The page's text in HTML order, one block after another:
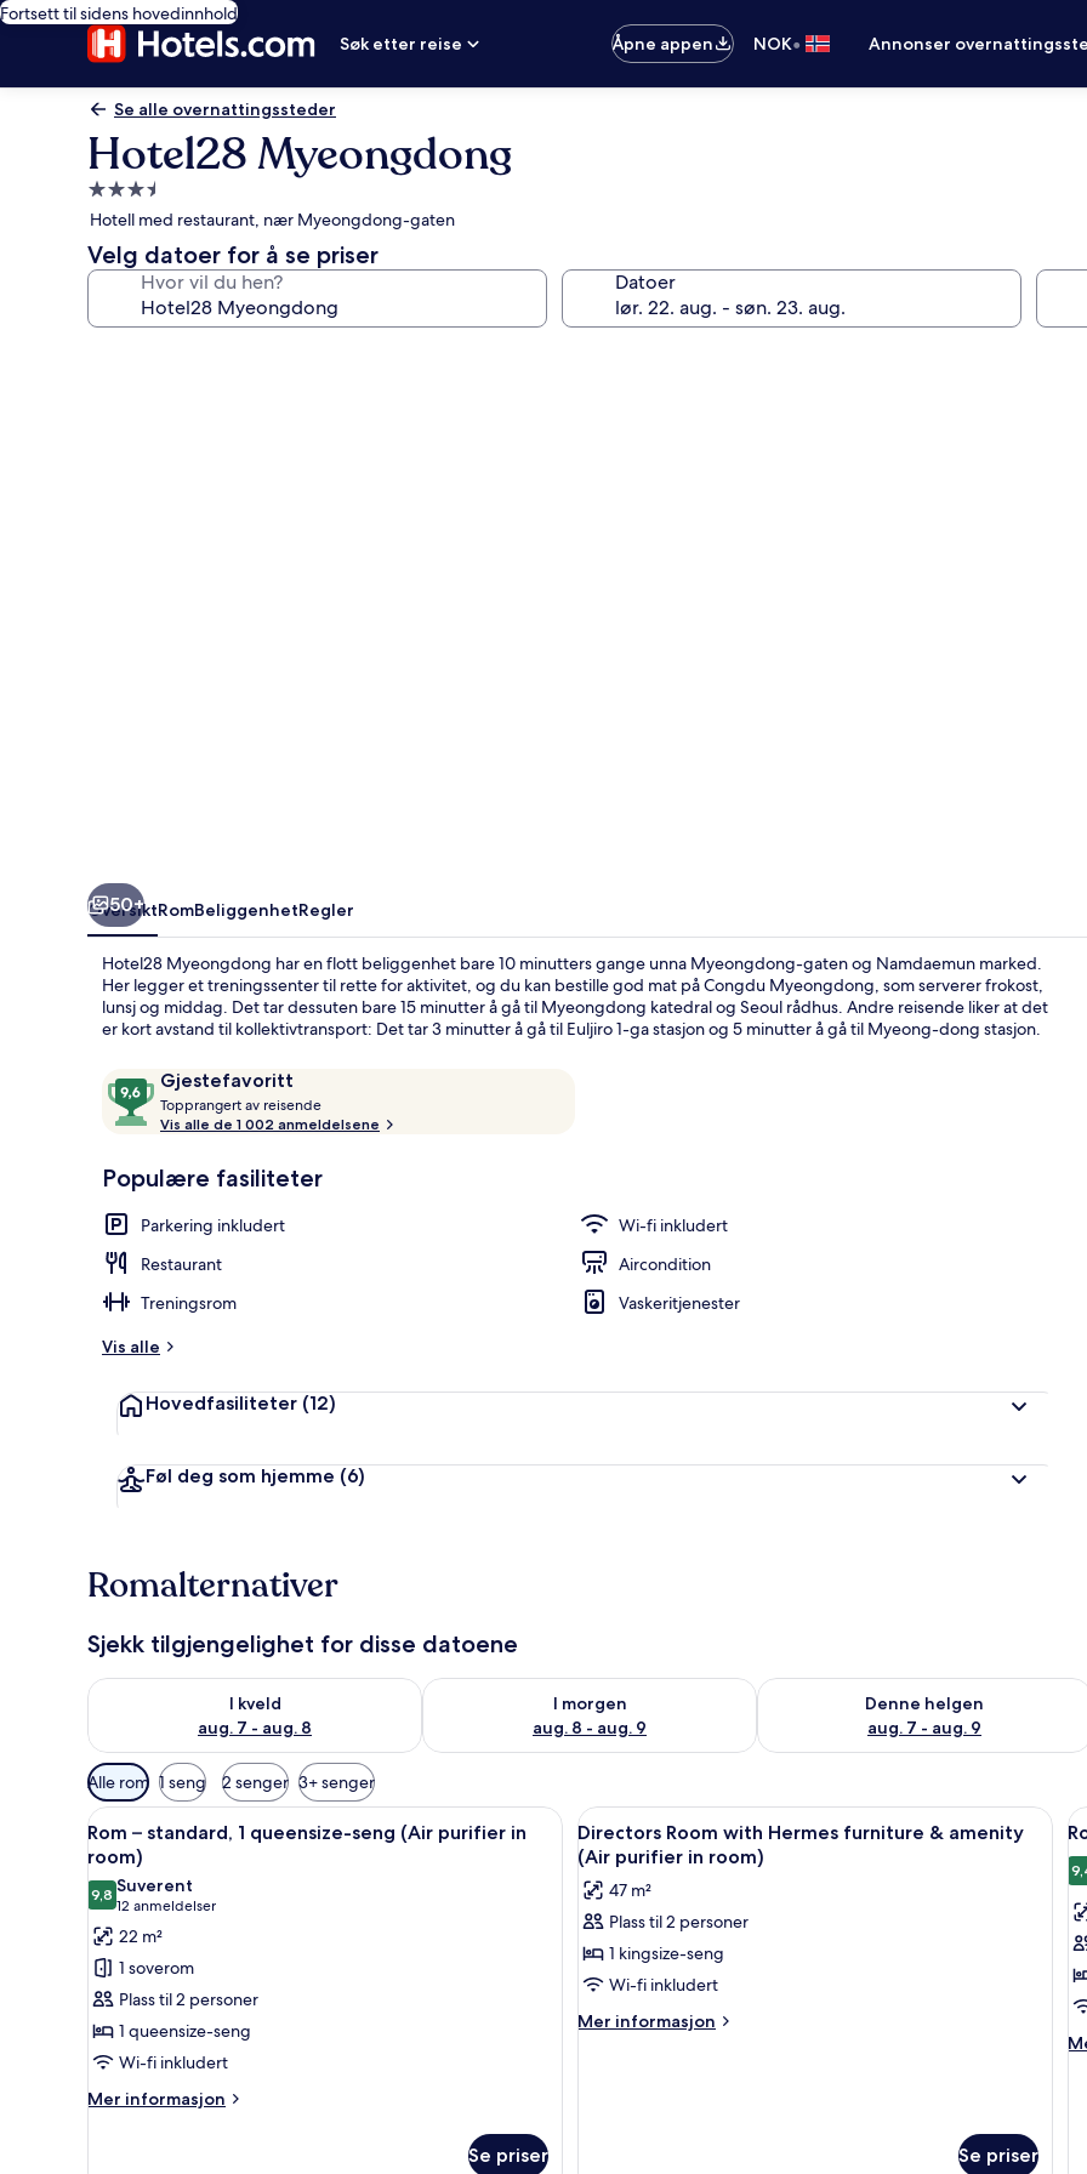
Fortsett til sidens hovedinnhold
Søk etter reise
Åpne appen NOK• Annonser
Se alle overnattingssteder
Hotel28 Myeongdong
Overnattingssted
med
3.5
stjerner
Hotell med restaurant, nær Myeongdong-gaten
Velg datoer for å se priser
Hvor vil du hen? Datoer
Sitteområde
50+
OversiktRomBeliggenhetRegler
Hotel28 Myeongdong har en flott beliggenhet bare 10 minutters gange unna Myeongdong-gaten og Namdaemun marked.
Her legger et treningssenter til rette for aktivitet, og du kan bestille god mat på Congdu Myeongdong, som serverer frokost,
lunsj og middag. Det tar dessuten bare 15 minutter å gå til Myeongdong katedral og Seoul rådhus. Andre reisende liker at det
er kort avstand til kollektivtransport: Det tar 3 minutter å gå til Euljiro 1-ga stasjon og 5 minutter å gå til Myeong-dong stasjon.
AnmeldelserGjestefavoritt
9,6
av
10,
Topprangert av reisende
o
v
i
e
Vis alle de 1 002 anmeldelsene
Populære fasiliteter
Parkering inkludert
Wi-fi inkludert
Restaurant
Aircondition
Treningsrom
Vaskeritjenester
Vis alle
Hovedfasiliteter (12)
Føl deg som hjemme (6)
Romalternativer
Sjekk tilgjengelighet for disse datoene
I kveld
aug. 7 - aug. 8
Sjekk tilgjengelighet for i kveld, aug. 7 - aug. 8
I morgen
aug. 8 - aug. 9
Sjekk tilgjengelighet for i morgen, aug. 8 - aug. 9
Denne helgen
aug. 7 - aug. 9
Sjekk tilgjengelighet for denne
Tilgjengelige
filtre
for
rom
Alle rom 1 seng 2 senger 3+ senger
Åpne
alle
bildene
av
Rom
–
standard,
1
queensize-
seng
(Air
Minibar (inkludert), safe på rommet og skrivebord for bærbar PC
5
Rom – standard, 1 queensize-seng (Air purifier in
room)
9,89,8 av 10
Suverent
12 anmeldelser
(12
anmeldelser)
22 m²
1 soverom
Plass til 2 personer
1 queensize-seng
Wi-fi inkludert
Mer informasjon
Mer
Se priser
Åpne
alle
bildene
av
Directors
Room
with
Hermes
Minibar (inkludert), safe på rommet
8
Directors Room with Hermes furniture & amenity
(Air purifier in room)
47 m²
Plass til 2 personer
1 kingsize-seng
Wi-fi inkludert
Mer informasjon
Mer
Se priser